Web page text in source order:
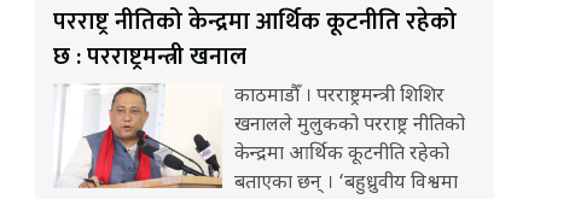
परराष्ट्र नीतिको केन्द्रमा आर्थिक कूटनीति रहेको
छ : परराष्ट्रमन्त्री खनाल
काठमाडौँ । परराष्ट्रमन्त्री शिशिर
खनालले मुलुकको परराष्ट्र नीतिको
केन्द्रमा आर्थिक कूटनीति रहेको
बताएका छन् । ‘बहुध्रुवीय विश्वमा